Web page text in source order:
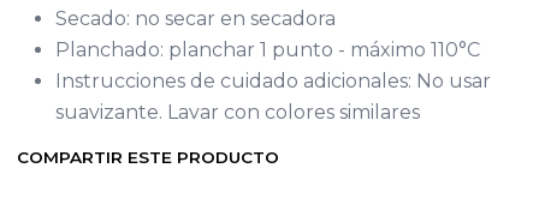
Secado: no secar en secadora
Planchado: planchar 1 punto - máximo 110°C
Instrucciones de cuidado adicionales: No usar
suavizante. Lavar con colores similares
COMPARTIR ESTE PRODUCTO